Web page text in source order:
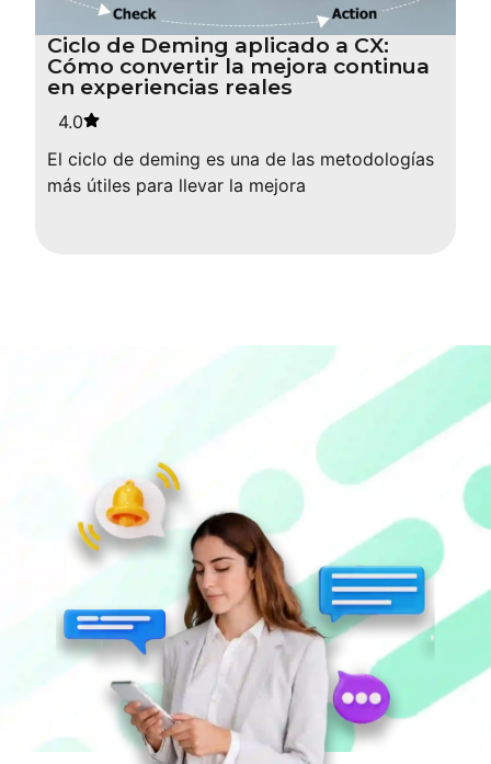
Ciclo de Deming aplicado a CX:
Cómo convertir la mejora continua
en experiencias reales
4.0
El ciclo de deming es una de las metodologías
más útiles para llevar la mejora